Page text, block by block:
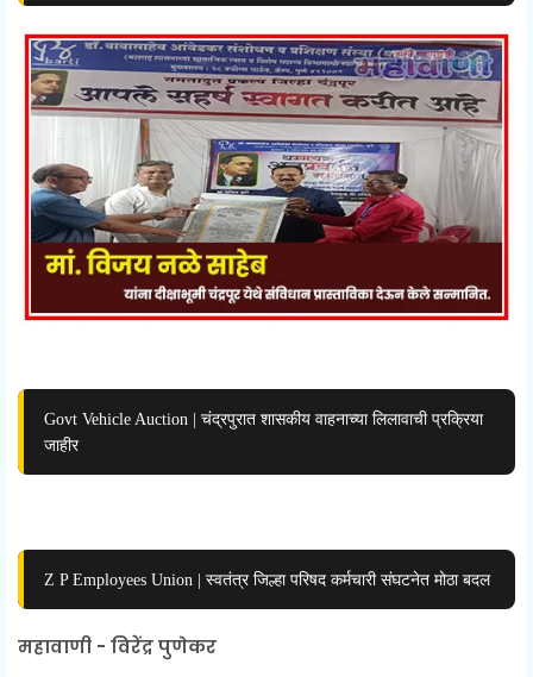
Govt Vehicle Auction | चंद्रपुरात शासकीय वाहनाच्या लिलावाची प्रक्रिया
जाहीर
Z P Employees Union | स्वतंत्र जिल्हा परिषद कर्मचारी संघटनेत मोठा बदल
महावाणी - विरेंद्र पुणेकर